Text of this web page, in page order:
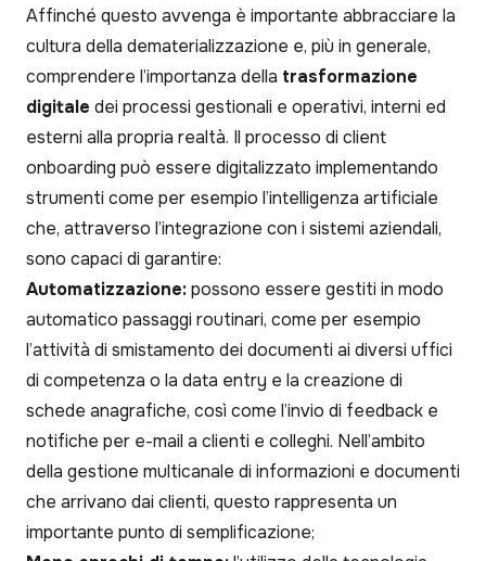
Affinché questo avvenga è importante abbracciare la
cultura della dematerializzazione e, più in generale,
comprendere l’importanza della trasformazione
digitale dei processi gestionali e operativi, interni ed
esterni alla propria realtà. Il processo di client
onboarding può essere digitalizzato implementando
strumenti come per esempio l’intelligenza artificiale
che, attraverso l’integrazione con i sistemi aziendali,
sono capaci di garantire:
Automatizzazione:possono essere gestiti in modo
automatico passaggi routinari, come per esempio
l’attività di smistamento dei documenti ai diversi uffici
di competenza o la data entry e la creazione di
schede anagrafiche, così come l’invio di feedback e
notifiche per e-mail a clienti e colleghi. Nell’ambito
della gestione multicanale di informazioni e documenti
che arrivano dai clienti, questo rappresenta un
importante punto di semplificazione;